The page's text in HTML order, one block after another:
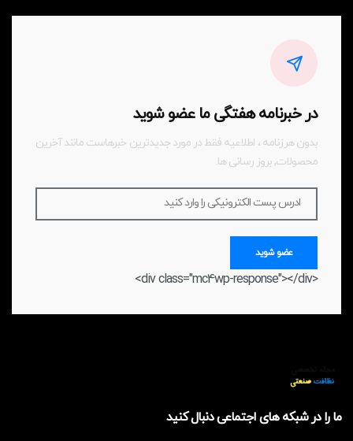
در خبرنامه هفتگی ما عضو شوید
بدون هرزنامه ، اطلاعیه فقط در مورد جدیدترین خبرهاست مانند آخرین
محصولات, بروز رسانی ها.
ادرس پست الکترونیکی را وارد کنید
عضو شوید
<div class="mc4wp-response"></div>
ما را در شبکه های اجتماعی دنبال کنید